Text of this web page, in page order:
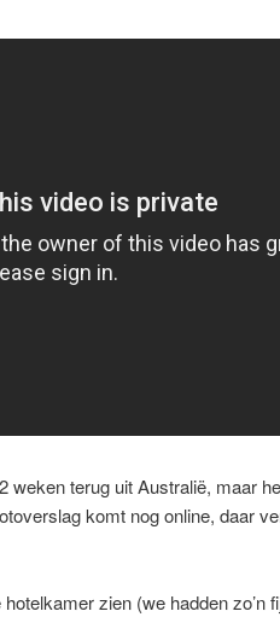
weken terug uit Australië, maar
komt nog online, daar
zien (we hadden zo’n